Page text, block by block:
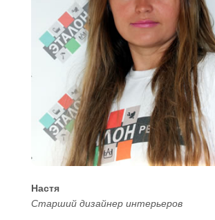
Настя
Старший дизайнер интерьеров